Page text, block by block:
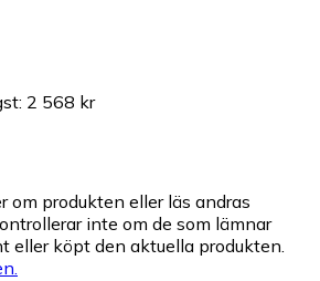
: 2 568 kr
om produkten eller läs andras
inte om de som lämnar
eller köpt den aktuella produkten.